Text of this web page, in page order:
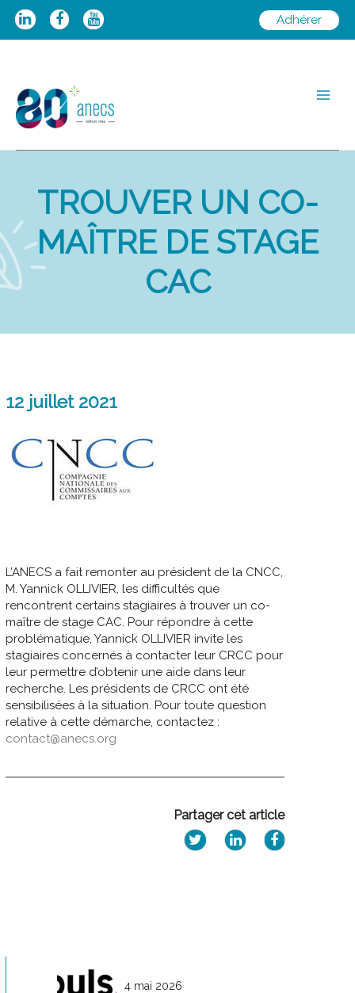
Aller
Adhérer
TROUVER UN CO-
MAÎTRE DE STAGE
CAC
12 juillet 2021
L’ANECS a fait remonter au président de la CNCC,
M. Yannick OLLIVIER, les difficultés que
rencontrent certains stagiaires à trouver un co-
maître de stage CAC. Pour répondre à cette
problématique, Yannick OLLIVIER invite les
stagiaires concernés à contacter leur CRCC pour
leur permettre d’obtenir une aide dans leur
recherche. Les présidents de CRCC ont été
sensibilisées à la situation. Pour toute question
relative à cette démarche, contactez :
contact@anecs.org
Partager cet article
4 mai 2026